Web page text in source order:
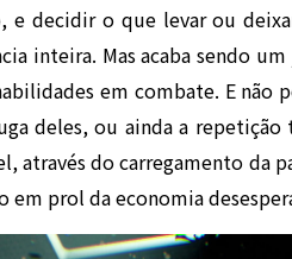
e decidir o que levar ou
inteira. Mas acaba sendo
em combate. E não
deles, ou ainda a
através do carregamento da
prol da economia